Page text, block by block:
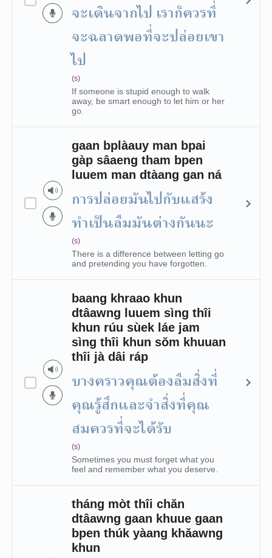
จะเดินจากไป เราก็ควรที่
จะฉลาดพอที่จะปล่อยเขา
ไป
(s)
If someone is stupid enough to walk
away, be smart enough to let him or her
go.
gaan bplàauy man bpai
gàp sâaeng tham bpen
luuem man dtàang gan ná
การปล่อยมันไปกับแสร้ง
ทำเป็นลืมมันต่างกันนะ
(s)
There is a difference between letting go
and pretending you have forgotten.
baang khraao khun
dtâawng luuem sìng thîi
khun rúu sùek láe jam
sìng thîi khun sŏm khuuan
thîi jà dâi ráp
บางคราวคุณต้องลืมสิ่งที่
คุณรู้สึกและจำสิ่งที่คุณ
สมควรที่จะได้รับ
(s)
Sometimes you must forget what you
feel and remember what you deserve.
tháng mòt thîi chăn
dtâawng gaan khuue gaan
bpen thúk yàang khǎawng
khun